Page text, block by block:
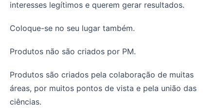
interesses legítimos e querem gerar resultados.
Coloque-se no seu lugar também.
Produtos não são criados por PM.
Produtos são criados pela colaboração de muitas
áreas, por muitos pontos de vista e pela união das
ciências.